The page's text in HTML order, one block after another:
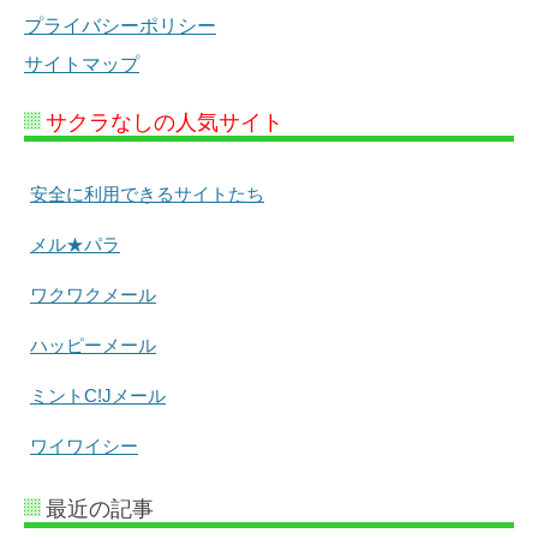
プライバシーポリシー
サイトマップ
サクラなしの人気サイト
安全に利用できるサイトたち
メル★パラ
ワクワクメール
ハッピーメール
ミントC!Jメール
ワイワイシー
最近の記事